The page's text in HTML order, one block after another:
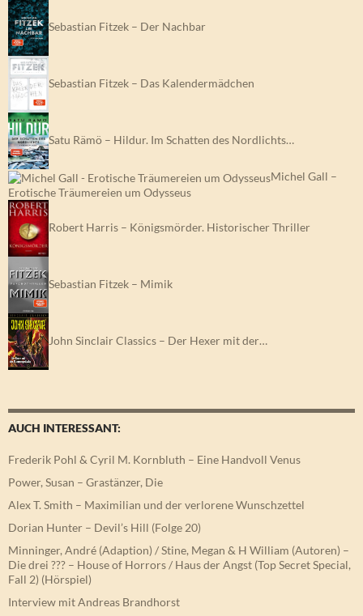
Sebastian Fitzek – Der Nachbar
Sebastian Fitzek – Das Kalendermädchen
Satu Rämö – Hildur. Im Schatten des Nordlichts…
Michel Gall –
Erotische Träumereien um Odysseus
Robert Harris – Königsmörder. Historischer Thriller
Sebastian Fitzek – Mimik
John Sinclair Classics – Der Hexer mit der…
AUCH INTERESSANT:
Frederik Pohl & Cyril M. Kornbluth – Eine Handvoll Venus
Power, Susan – Grastänzer, Die
Alex T. Smith – Maximilian und der verlorene Wunschzettel
Dorian Hunter – Devil’s Hill (Folge 20)
Minninger, André (Adaption) / Stine, Megan & H William (Autoren) –
Die drei ??? – House of Horrors / Haus der Angst (Top Secret Special,
Fall 2) (Hörspiel)
Interview mit Andreas Brandhorst